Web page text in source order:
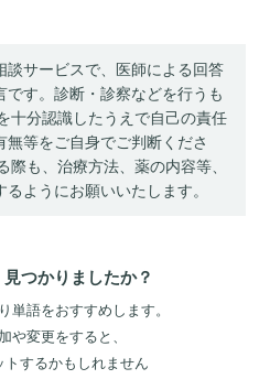
サービスで、医師による回答
す。診断・診察などを行うも
十分認識したうえで自己の責任
等をご自身でご判断くださ
も、治療方法、薬の内容等、
ようにお願いいたします。
つかりましたか？
単語をおすすめします。
や変更をすると、
トするかもしれません